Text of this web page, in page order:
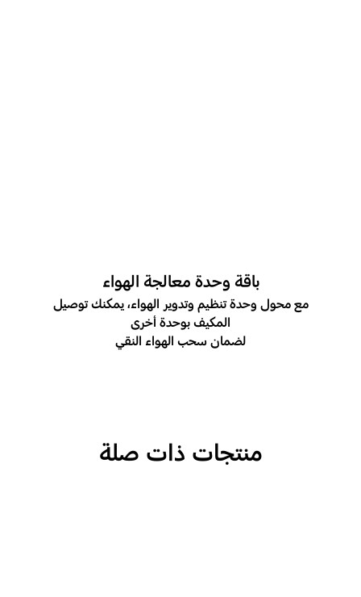
باقة وحدة معالجة الهواء
مع محول وحدة تنظيم وتدوير الهواء، يمكنك توصيل
المكيف بوحدة أخرى
لضمان سحب الهواء النقي
منتجات ذات صلة